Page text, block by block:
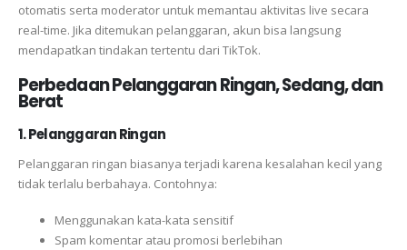
otomatis serta moderator untuk memantau aktivitas live secara
real-time. Jika ditemukan pelanggaran, akun bisa langsung
mendapatkan tindakan tertentu dari TikTok.
Perbedaan Pelanggaran Ringan, Sedang, dan
Berat
1. Pelanggaran Ringan
Pelanggaran ringan biasanya terjadi karena kesalahan kecil yang
tidak terlalu berbahaya. Contohnya:
Menggunakan kata-kata sensitif
Spam komentar atau promosi berlebihan